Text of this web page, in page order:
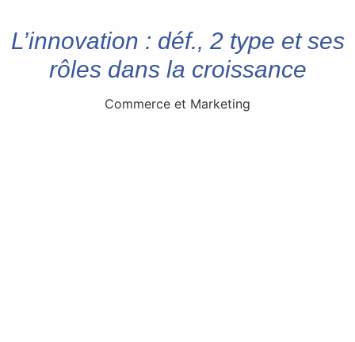
L’innovation : déf., 2 type et ses
rôles dans la croissance
Commerce et Marketing